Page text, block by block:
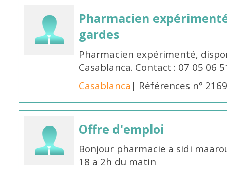
Pharmacien
gardes
Pharmacien expérimenté,
Casablanca. Contact : 07 05 06
Casablanca | Références n°
Offre d'emploi
Bonjour pharmacie a sidi
18 a 2h du matin